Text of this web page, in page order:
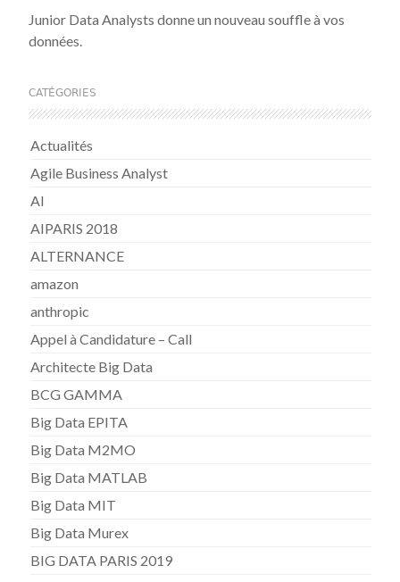
Junior Data Analysts donne un nouveau souffle à vos
données.
CATÉGORIES
Actualités
Agile Business Analyst
AI
AIPARIS 2018
ALTERNANCE
amazon
anthropic
Appel à Candidature – Call
Architecte Big Data
BCG GAMMA
Big Data EPITA
Big Data M2MO
Big Data MATLAB
Big Data MIT
Big Data Murex
BIG DATA PARIS 2019